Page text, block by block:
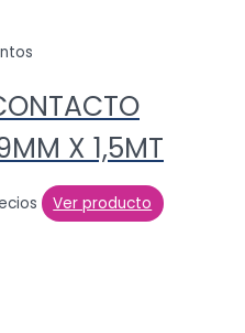
X 1,5MT
Ver producto